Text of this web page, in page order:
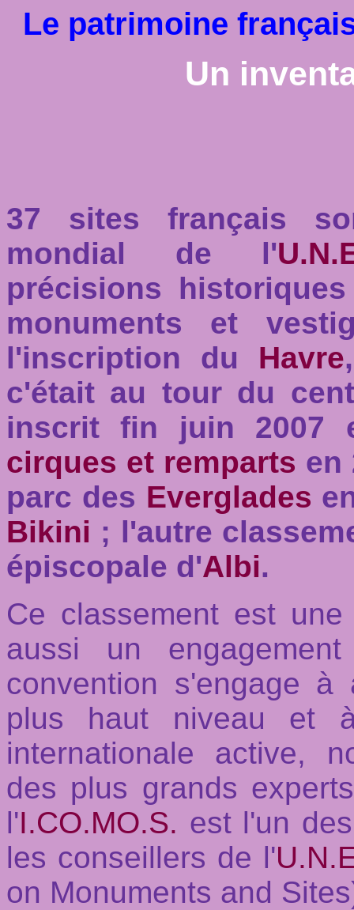
Le patrimoine
Un
37 sites français
mondial de l'
précisions
monuments et
l'inscription du Havre
c'était au tour du
inscrit fin juin 2007
cirques et remparts en
parc des Everglades
Bikini ; l'autre
épiscopale d'Albi.
Ce classement est
aussi un
convention s'engage à
plus haut niveau et
internationale active,
des plus grands
l'I.CO.MO.S. est l'un
les conseillers de l'
on Monuments and